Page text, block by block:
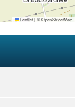
Leaflet|©OpenStreetMap